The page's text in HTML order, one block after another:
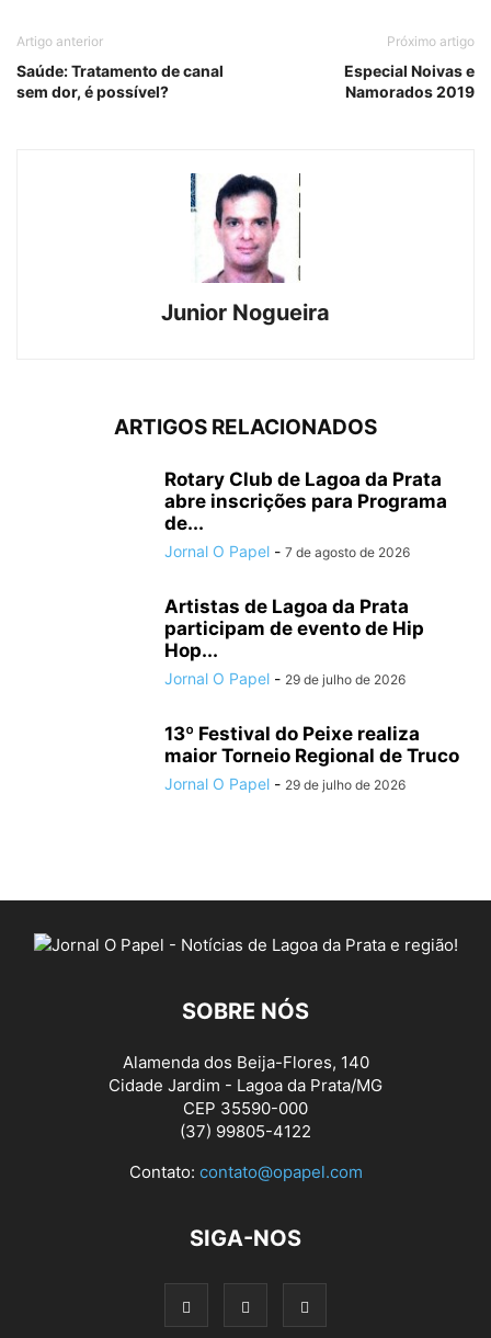
Artigo anterior
Saúde: Tratamento de canal
sem dor, é possível?
Próximo artigo
Especial Noivas e
Namorados 2019
Junior Nogueira
ARTIGOS RELACIONADOS
Rotary Club de Lagoa da Prata
abre inscrições para Programa
de...
Jornal O Papel - 7 de agosto de 2026
Artistas de Lagoa da Prata
participam de evento de Hip
Hop...
Jornal O Papel - 29 de julho de 2026
13º Festival do Peixe realiza
maior Torneio Regional de Truco
Jornal O Papel - 29 de julho de 2026
SOBRE NÓS
Alamenda dos Beija-Flores, 140
Cidade Jardim - Lagoa da Prata/MG
CEP 35590-000
(37) 99805-4122
Contato: contato@opapel.com
SIGA-NOS